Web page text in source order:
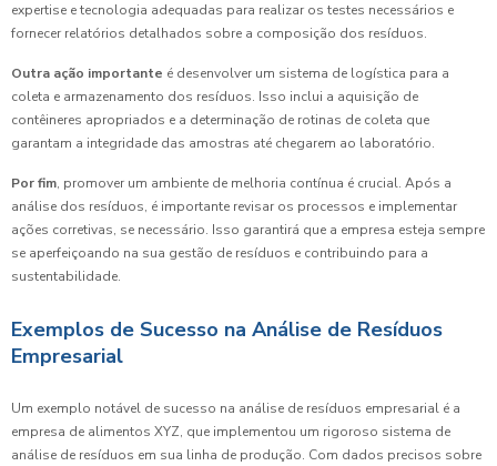
expertise e tecnologia adequadas para realizar os testes necessários e
fornecer relatórios detalhados sobre a composição dos resíduos.
Outra ação importante é desenvolver um sistema de logística para a
coleta e armazenamento dos resíduos. Isso inclui a aquisição de
contêineres apropriados e a determinação de rotinas de coleta que
garantam a integridade das amostras até chegarem ao laboratório.
Por fim, promover um ambiente de melhoria contínua é crucial. Após a
análise dos resíduos, é importante revisar os processos e implementar
ações corretivas, se necessário. Isso garantirá que a empresa esteja sempre
se aperfeiçoando na sua gestão de resíduos e contribuindo para a
sustentabilidade.
Exemplos de Sucesso na Análise de Resíduos
Empresarial
Um exemplo notável de sucesso na análise de resíduos empresarial é a
empresa de alimentos XYZ, que implementou um rigoroso sistema de
análise de resíduos em sua linha de produção. Com dados precisos sobre